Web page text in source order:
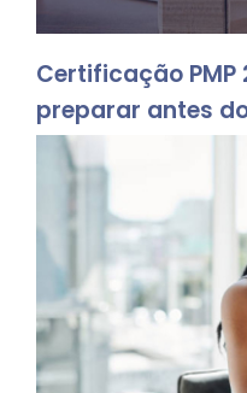
Certificação PMP
preparar antes do